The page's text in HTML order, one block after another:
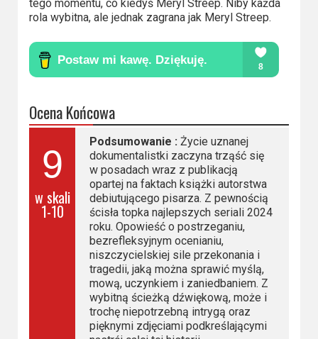
tego momentu, co kiedyś Meryl Streep. Niby każda
rola wybitna, ale jednak zagrana jak Meryl Streep.
Ocena Końcowa
9
w skali
1-10
Podsumowanie :Życie uznanej
dokumentalistki zaczyna trząść się
w posadach wraz z publikacją
opartej na faktach książki autorstwa
debiutującego pisarza. Z pewnością
ścisła topka najlepszych seriali 2024
roku. Opowieść o postrzeganiu,
bezrefleksyjnym ocenianiu,
niszczycielskiej sile przekonania i
tragedii, jaką można sprawić myślą,
mową, uczynkiem i zaniedbaniem. Z
wybitną ścieżką dźwiękową, może i
trochę niepotrzebną intrygą oraz
pięknymi zdjęciami podkreślającymi